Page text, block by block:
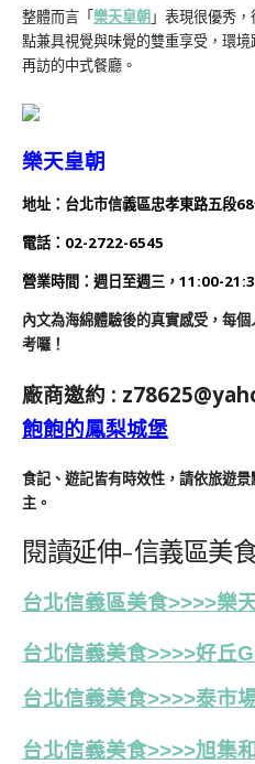
整體而言「樂天皇朝 」表現很優秀
點兼具視覺與味覺的雙重享受，環
再訪的中式餐廳。
樂天皇朝
地址：台北市信義區忠孝東路五段
電話：02-2722-6545
營業時間： 週日至週三，11:00-
內文為海綿體驗後的真實感受，每
考囉！
廠商邀約 :
飽飽的鳳梨城堡
食記、遊記皆有時效性，請依旅遊
主。
閱讀延伸-信義區美
台北信義區美食>>>>樂
台北信義美食>>>>好丘
台北信義美食>>>>泰市
台北信義美食>>>>旭集